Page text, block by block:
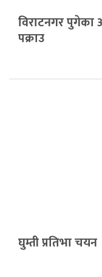
विराटनगर पुगेका
पक्राउ
घुम्ती प्रतिभा चयन